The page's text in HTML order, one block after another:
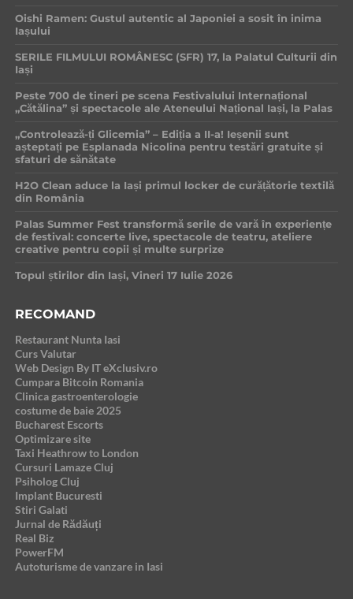
Oishi Ramen: Gustul autentic al Japoniei a sosit în inima
Iașului
SERILE FILMULUI ROMÂNESC (SFR) 17, la Palatul Culturii din
Iași
Peste 700 de tineri pe scena Festivalului Internațional
„Cătălina” și spectacole ale Ateneului Național Iași, la Palas
„Controlează-ți Glicemia” – Ediția a II-a! Ieșenii sunt
așteptați pe Esplanada Nicolina pentru testări gratuite și
sfaturi de sănătate
H2O Clean aduce la Iași primul locker de curățătorie textilă
din România
Palas Summer Fest transformă serile de vară în experiențe
de festival: concerte live, spectacole de teatru, ateliere
creative pentru copii și multe surprize
Topul știrilor din Iași, Vineri 17 Iulie 2026
RECOMAND
Restaurant Nunta Iasi
Curs Valutar
Web Design By IT eXclusiv.ro
Cumpara Bitcoin Romania
Clinica gastroenterologie
costume de baie 2025
Bucharest Escorts
Optimizare site
Taxi Heathrow to London
Cursuri Lamaze Cluj
Psiholog Cluj
Implant Bucuresti
Stiri Galati
Jurnal de Rădăuți
Real Biz
PowerFM
Autoturisme de vanzare in Iasi